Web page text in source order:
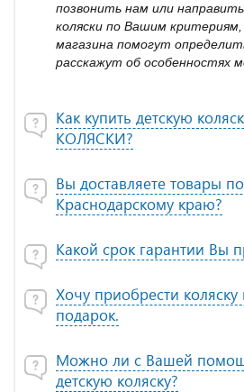
позвонить нам или
коляски по Вашим
магазина помогут
расскажут об особенностях
Как купить детскую
КОЛЯСКИ?
Вы доставляете товары
Краснодарскому краю?
Какой срок гарантии Вы
Хочу приобрести коляску
подарок.
Можно ли с Вашей
детскую коляску?